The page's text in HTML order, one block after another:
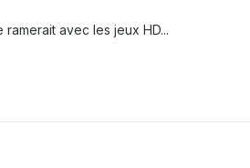
avec les jeux HD...